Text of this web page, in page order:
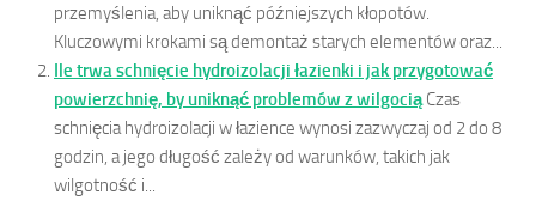
przemyślenia, aby uniknąć późniejszych kłopotów.
Kluczowymi krokami są demontaż starych elementów oraz...
Ile trwa schnięcie hydroizolacji łazienki i jak przygotować
powierzchnię, by uniknąć problemów z wilgocią Czas
schnięcia hydroizolacji w łazience wynosi zazwyczaj od 2 do 8
godzin, a jego długość zależy od warunków, takich jak
wilgotność i...